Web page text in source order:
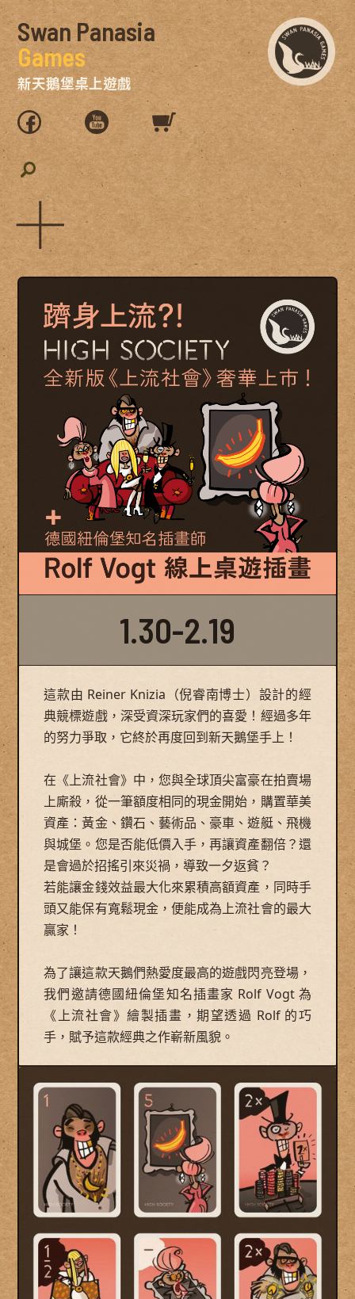
Swan Panasia
Games
新天鵝堡桌上遊戲
1.30-2.19
這款由 Reiner Knizia（倪睿南博士）設計的經
典競標遊戲，深受資深玩家們的喜愛！經過多年
的努力爭取，它終於再度回到新天鵝堡手上！
在《上流社會》中，您與全球頂尖富豪在拍賣場
上廝殺，從一筆額度相同的現金開始，購置華美
資產：黃金、鑽石、藝術品、豪車、遊艇、飛機
與城堡。您是否能低價入手，再讓資產翻倍？還
是會過於招搖引來災禍，導致一夕返貧？
若能讓金錢效益最大化來累積高額資產，同時手
頭又能保有寬鬆現金，便能成為上流社會的最大
贏家！
為了讓這款天鵝們熱愛度最高的遊戲閃亮登場，
我們邀請德國紐倫堡知名插畫家 Rolf Vogt 為
《上流社會》繪製插畫，期望透過 Rolf 的巧
手，賦予這款經典之作嶄新風貌。